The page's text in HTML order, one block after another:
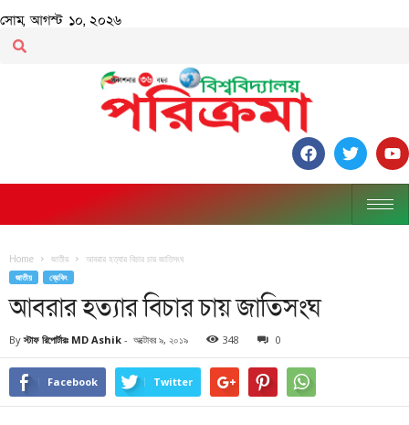
সোম, আগস্ট ১০, ২০২৬
Home জাতীয় আবরার হত্যার বিচার চায় জাতিসংঘ
জাতীয় ব্রেকিং
আবরার হত্যার বিচার চায় জাতিসংঘ
By স্টাফ রিপোর্টারঃ MD Ashik - অক্টোবর ৯, ২০১৯ 348 0
Facebook Twitter